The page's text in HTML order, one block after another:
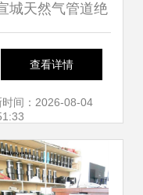
城天然气管道绝
缘接头标准
查看详情
时间：2026-08-04